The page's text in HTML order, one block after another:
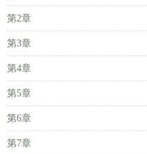
第2章
第3章
第4章
第5章
第6章
第7章